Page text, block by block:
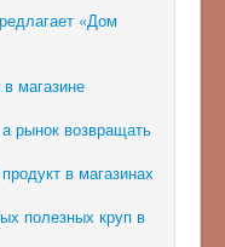
«Дом
магазине
рынок возвращать
в магазинах
полезных круп в